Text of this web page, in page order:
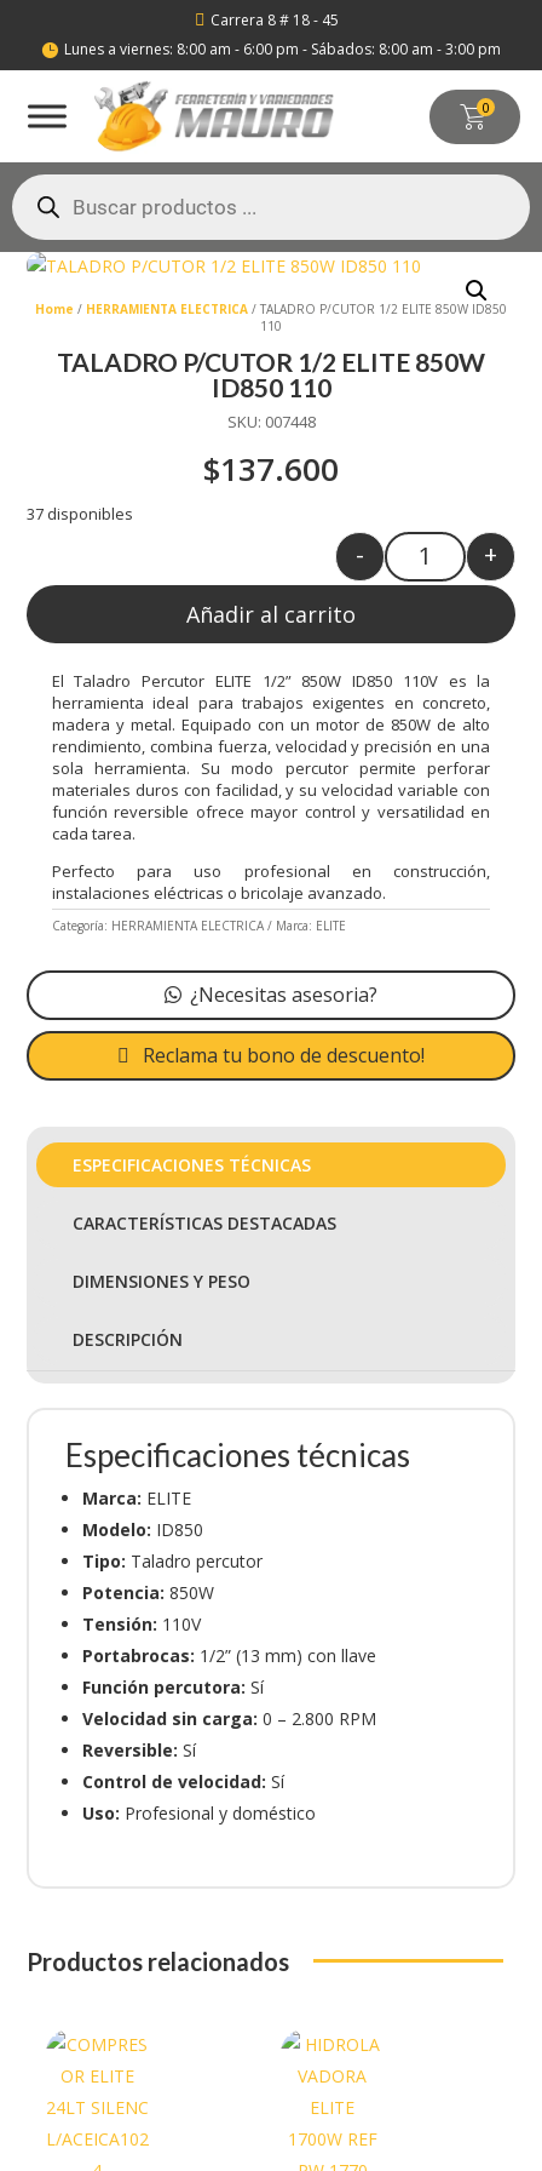
 Carrera 8 # 18 - 45
 Lunes a viernes: 8:00 am - 6:00 pm - Sábados: 8:00 am - 3:00 pm
0
Búsqueda
de
productos
Home / HERRAMIENTA ELECTRICA / TALADRO P/CUTOR 1/2 ELITE 850W ID850
110
TALADRO P/CUTOR 1/2 ELITE 850W
ID850 110
SKU: 007448
$137.600
37 disponibles
Quantity
- +
Añadir al carrito
El Taladro Percutor ELITE 1/2” 850W ID850 110V es la
herramienta ideal para trabajos exigentes en concreto,
madera y metal. Equipado con un motor de 850W de alto
rendimiento, combina fuerza, velocidad y precisión en una
sola herramienta. Su modo percutor permite perforar
materiales duros con facilidad, y su velocidad variable con
función reversible ofrece mayor control y versatilidad en
cada tarea.
Perfecto para uso profesional en construcción,
instalaciones eléctricas o bricolaje avanzado.
Categoría: HERRAMIENTA ELECTRICA Marca: ELITE
¿Necesitas asesoria?
Reclama tu bono de descuento!
ESPECIFICACIONES TÉCNICAS
CARACTERÍSTICAS DESTACADAS
DIMENSIONES Y PESO
DESCRIPCIÓN
Especificaciones técnicas
Marca: ELITE
Modelo: ID850
Tipo: Taladro percutor
Potencia: 850W
Tensión: 110V
Portabrocas: 1/2” (13 mm) con llave
Función percutora: Sí
Velocidad sin carga: 0 – 2.800 RPM
Reversible: Sí
Control de velocidad: Sí
Uso: Profesional y doméstico
Productos relacionados